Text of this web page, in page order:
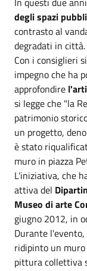
degli spazi
contrasto al
degradati in città.
Con i consiglieri
impegno che ha
approfondire
si legge che "la
patrimonio
un progetto,
è stato
muro in piazza
L'iniziativa, che
attiva del
Museo di arte
giugno 2012, in
Durante
ridipinto un muro
pittura collettiva